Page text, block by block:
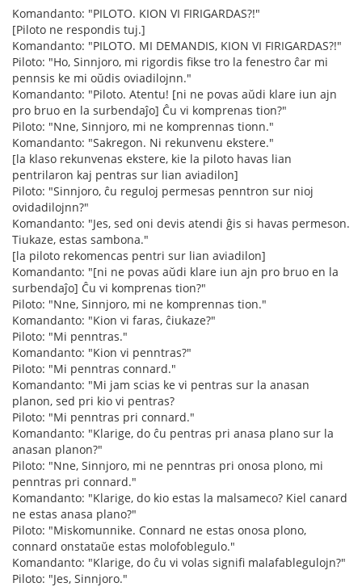
Komandanto: "PILOTO. KION VI FIRIGARDAS?!"
[Piloto ne respondis tuj.]
Komandanto: "PILOTO. MI DEMANDIS, KION VI FIRIGARDAS?!"
Piloto: "Ho, Sinnjoro, mi rigordis fikse tro la fenestro ĉar mi
pennsis ke mi oŭdis oviadilojnn."
Komandanto: "Piloto. Atentu! [ni ne povas aŭdi klare iun ajn
pro bruo en la surbendaĵo] Ĉu vi komprenas tion?"
Piloto: "Nne, Sinnjoro, mi ne komprennas tionn."
Komandanto: "Sakregon. Ni rekunvenu ekstere."
[la klaso rekunvenas ekstere, kie la piloto havas lian
pentrilaron kaj pentras sur lian aviadilon]
Piloto: "Sinnjoro, ĉu reguloj permesas penntron sur nioj
ovidadilojnn?"
Komandanto: "Jes, sed oni devis atendi ĝis si havas permeson.
Tiukaze, estas sambona."
[la piloto rekomencas pentri sur lian aviadilon]
Komandanto: "[ni ne povas aŭdi klare iun ajn pro bruo en la
surbendaĵo] Ĉu vi komprenas tion?"
Piloto: "Nne, Sinnjoro, mi ne komprennas tion."
Komandanto: "Kion vi faras, ĉiukaze?"
Piloto: "Mi penntras."
Komandanto: "Kion vi penntras?"
Piloto: "Mi penntras connard."
Komandanto: "Mi jam scias ke vi pentras sur la anasan
planon, sed pri kio vi pentras?
Piloto: "Mi penntras pri connard."
Komandanto: "Klarige, do ĉu pentras pri anasa plano sur la
anasan planon?"
Piloto: "Nne, Sinnjoro, mi ne penntras pri onosa plono, mi
penntras pri connard."
Komandanto: "Klarige, do kio estas la malsameco? Kiel canard
ne estas anasa plano?"
Piloto: "Miskomunnike. Connard ne estas onosa plono,
connard onstataŭe estas molofoblegulo."
Komandanto: "Klarige, do ĉu vi volas signifi malafablegulojn?"
Piloto: "Jes, Sinnjoro."